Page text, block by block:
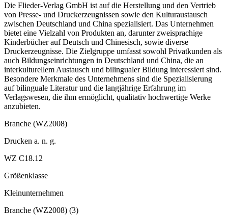
Die Flieder-Verlag GmbH ist auf die Herstellung und den Vertrieb
von Presse- und Druckerzeugnissen sowie den Kulturaustausch
zwischen Deutschland und China spezialisiert. Das Unternehmen
bietet eine Vielzahl von Produkten an, darunter zweisprachige
Kinderbücher auf Deutsch und Chinesisch, sowie diverse
Druckerzeugnisse. Die Zielgruppe umfasst sowohl Privatkunden als
auch Bildungseinrichtungen in Deutschland und China, die an
interkulturellem Austausch und bilingualer Bildung interessiert sind.
Besondere Merkmale des Unternehmens sind die Spezialisierung
auf bilinguale Literatur und die langjährige Erfahrung im
Verlagswesen, die ihm ermöglicht, qualitativ hochwertige Werke
anzubieten.
Branche (WZ2008)
Drucken a. n. g.
WZ C18.12
Größenklasse
Kleinunternehmen
Branche (WZ2008) (3)